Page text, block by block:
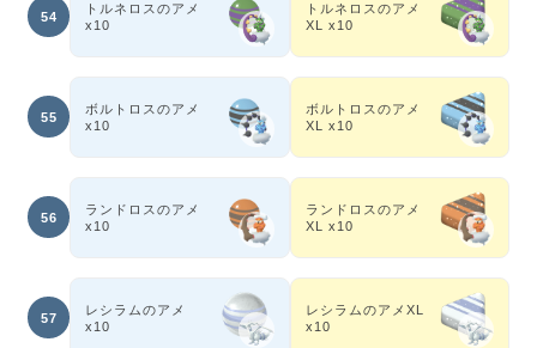
54
トルネロスのアメ
x10
トルネロスのアメ
XL x10
55
ボルトロスのアメ
x10
ボルトロスのアメ
XL x10
56
ランドロスのアメ
x10
ランドロスのアメ
XL x10
57
レシラムのアメ
x10
レシラムのアメXL
x10